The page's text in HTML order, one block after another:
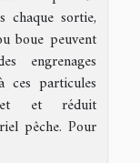
chaque sortie,
boue peuvent
engrenages
ces particules
et réduit
pêche. Pour